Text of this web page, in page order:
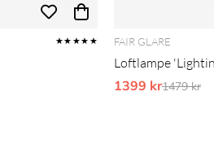
★★★★★ FAIR GLARE
Loftlampe
1399 kr1479 kr